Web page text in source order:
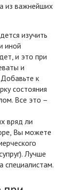
из важнейших
изучить
иной
и это при
и
к
состояния
Все это –
вряд ли
Вы можете
Лучше
специалистам.